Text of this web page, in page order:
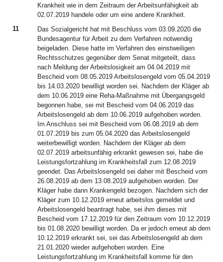
Krankheit wie in dem Zeitraum der Arbeitsunfähigkeit ab
02.07.2019 handele oder um eine andere Krankheit.
11
Das Sozialgericht hat mit Beschluss vom 03.09.2020 die
Bundesagentur für Arbeit zu dem Verfahren notwendig
beigeladen. Diese hatte im Verfahren des einstweiligen
Rechtsschutzes gegenüber dem Senat mitgeteilt, dass
nach Meldung der Arbeitslosigkeit am 04.04.2019 mit
Bescheid vom 08.05.2019 Arbeitslosengeld vom 05.04.2019
bis 14.03.2020 bewilligt worden sei. Nachdem der Kläger ab
dem 10.06.2019 eine Reha-Maßnahme mit Übergangsgeld
begonnen habe, sei mit Bescheid vom 04.06.2019 das
Arbeitslosengeld ab dem 10.06.2019 aufgehoben worden.
Im Anschluss sei mit Bescheid vom 06.08.2019 ab dem
01.07.2019 bis zum 05.04.2020 das Arbeitslosengeld
weiterbewilligt worden. Nachdem der Kläger ab dem
02.07.2019 arbeitsunfähig erkrankt gewesen sei, habe die
Leistungsfortzahlung im Krankheitsfall zum 12.08.2019
geendet. Das Arbeitslosengeld sei daher mit Bescheid vom
26.08.2019 ab dem 13.08.2019 aufgehoben worden. Der
Kläger habe dann Krankengeld bezogen. Nachdem sich der
Kläger zum 10.12.2019 erneut arbeitslos gemeldet und
Arbeitslosengeld beantragt habe, sei ihm dieses mit
Bescheid vom 17.12.2019 für den Zeitraum vom 10.12.2019
bis 01.08.2020 bewilligt worden. Da er jedoch erneut ab dem
10.12.2019 erkrankt sei, sei das Arbeitslosengeld ab dem
21.01.2020 wieder aufgehoben worden. Eine
Leistungsfortzahlung im Krankheitsfall komme für den